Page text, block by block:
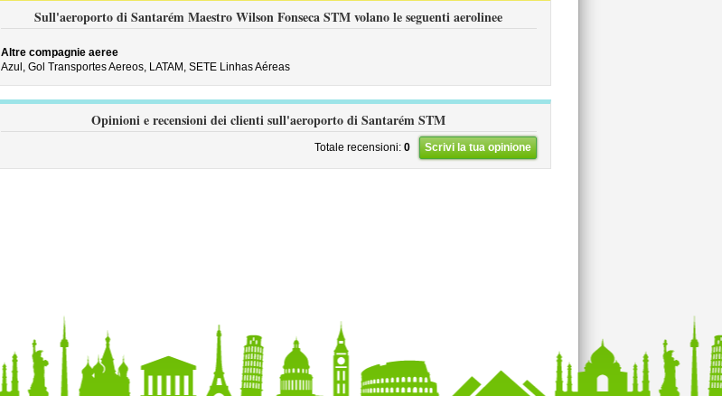
Sull'aeroporto di Santarém Maestro Wilson Fonseca STM volano le seguenti aerolinee
Altre compagnie aeree
Azul, Gol Transportes Aereos, LATAM, SETE Linhas Aéreas
Opinioni e recensioni dei clienti sull'aeroporto di Santarém STM
Totale recensioni: 0 Scrivi la tua opinione